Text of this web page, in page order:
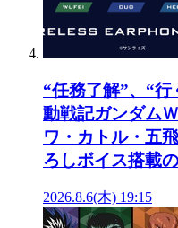
“任務了解”、“
動戦記ガンダム
ワ・カトル・五
ろしボイス搭載
2026.8.6(木) 19:15